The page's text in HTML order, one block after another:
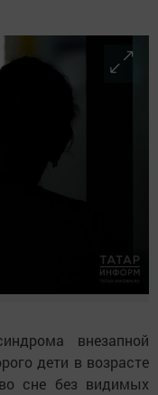
внезапной
дети в возрасте
сне без видимых